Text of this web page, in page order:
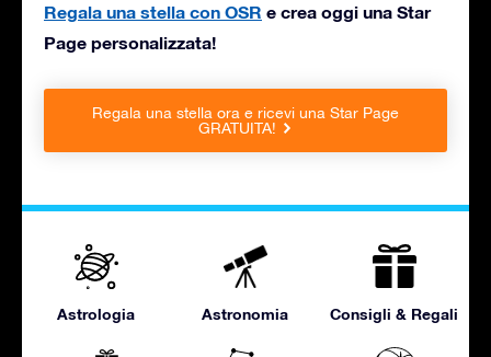
Regala una stella con OSR e crea oggi una Star
Page personalizzata!
Regala una stella ora e ricevi una Star Page
GRATUITA!
Astrologia Astronomia Consigli & Regali